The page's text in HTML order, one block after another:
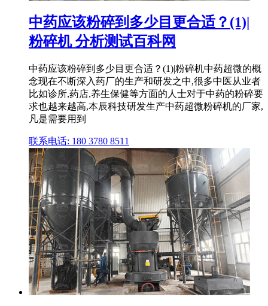
中药应该粉碎到多少目更合适？(1)|
粉碎机 分析测试百科网
中药应该粉碎到多少目更合适？(1)|粉碎机中药超微的概
念现在不断深入药厂的生产和研发之中,很多中医从业者
比如诊所,药店,养生保健等方面的人士对于中药的粉碎要
求也越来越高,本辰科技研发生产中药超微粉碎机的厂家,
凡是需要用到
联系电话: 180 3780 8511